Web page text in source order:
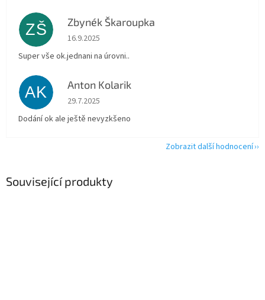
Související produkty
ZŠ Zbynék Škaroupka
Hodnocení obchodu je 5 z 5 hvězdiček.
16.9.2025
Super vše ok.jednani na úrovni..
AK Anton Kolarik
Hodnocení obchodu je 5 z 5 hvězdiček.
29.7.2025
Dodání ok ale ještě nevyzkšeno
Zobrazit další hodnocení